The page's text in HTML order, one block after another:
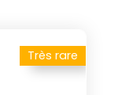
Très rare